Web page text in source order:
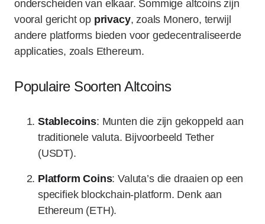
onderscheiden van elkaar. Sommige altcoins zijn
vooral gericht op privacy, zoals Monero, terwijl
andere platforms bieden voor gedecentraliseerde
applicaties, zoals Ethereum.
Populaire Soorten Altcoins
Stablecoins: Munten die zijn gekoppeld aan
traditionele valuta. Bijvoorbeeld Tether
(USDT).
Platform Coins: Valuta’s die draaien op een
specifiek blockchain-platform. Denk aan
Ethereum (ETH).